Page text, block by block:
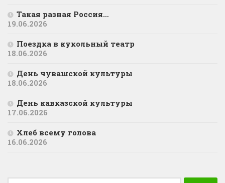
Такая разная Россия…
19.06.2026
Поездка в кукольный театр
18.06.2026
День чувашской культуры
18.06.2026
День кавказской культуры
17.06.2026
Хлеб всему голова
16.06.2026